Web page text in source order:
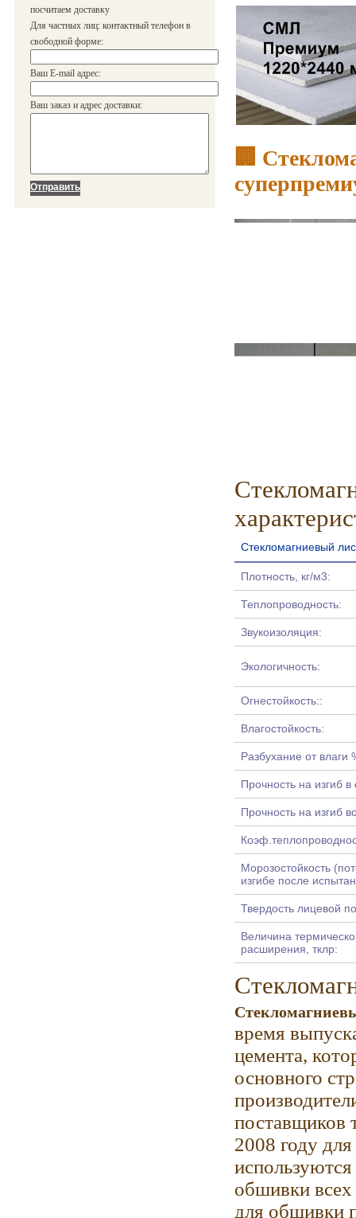
посчитаем доставку
Для частных лиц: контактный телефон в
свободной форме:
Ваш E-mail адрес:
Ваш заказ и адрес доставки:
🏢
Стекломагниевый
Плотность, кг/м3:
Теплопроводность:
Звукоизоляция:
Экологичность:
Огнестойкость::
Влагостойкость:
Разбухание от влаги
Прочность на изгиб
Прочность на изгиб
Морозостойкость
изгибе после
Твердость лицевой
Величина
расширения, тклр:
время
цемента,
основного
поставщиков
2008 году
обшивки
для обшивки